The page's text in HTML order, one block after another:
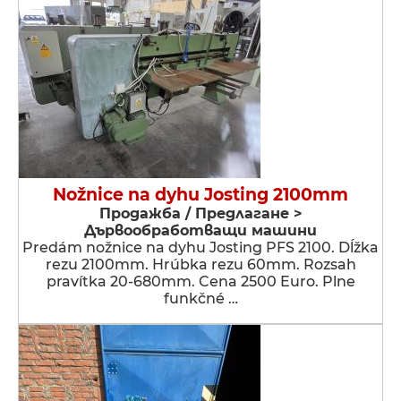
Nožnice na dyhu Josting 2100mm
Продажба / Предлагане >
Дървообработващи машини
Predám nožnice na dyhu Josting PFS 2100. Dĺžka
rezu 2100mm. Hrúbka rezu 60mm. Rozsah
pravítka 20-680mm. Cena 2500 Euro. Plne
funkčné …